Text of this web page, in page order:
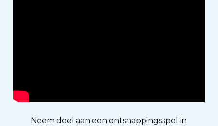
Neem deel aan een ontsnappingsspel in